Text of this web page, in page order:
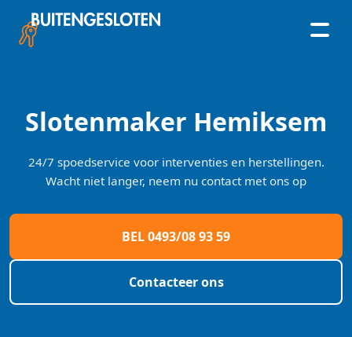
content
Slotenmaker Hemiksem
24/7 spoedservice voor interventies en herstellingen.
Wacht niet langer, neem nu contact met ons op
BEL 0493/08 93 59
Contacteer ons